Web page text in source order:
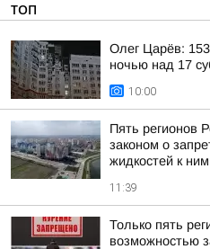
ТОП
Олег Царёв:
ночью над 17
10:00
Пять регионов
законом о
жидкостей к
11:39
Только пять
возможностью